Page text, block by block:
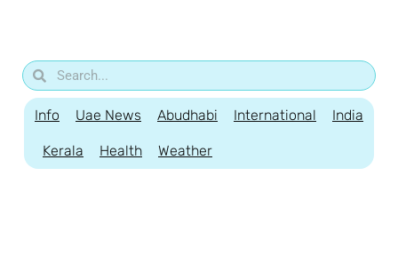
Info Uae News Abudhabi International India
Kerala Health Weather